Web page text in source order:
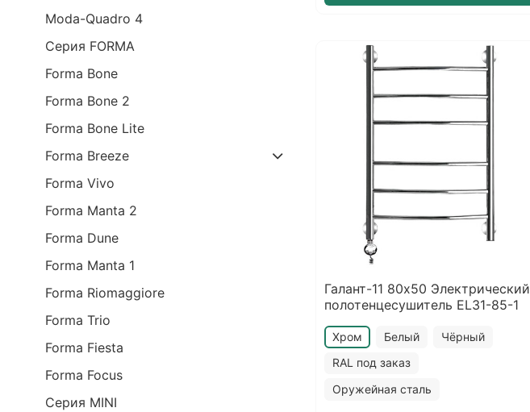
Галант-11 80х50 Электрический
полотенцесушитель EL31-85-1
Хром Белый
Чёрный
RAL под заказ
Оружейная сталь
Moda-Quadro 4
Серия FORMA
Forma Bone
Forma Bone 2
Forma Bone Lite
Forma Breeze
Forma Vivo
Forma Manta 2
Forma Dune
Forma Manta 1
Forma Riomaggiore
Forma Trio
Forma Fiesta
Forma Focus
Серия MINI